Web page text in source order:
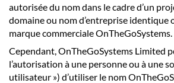
autorisée du nom dans le cadre d’un
domaine ou nom d’entreprise identique
marque commerciale OnTheGoSystems.
Cependant, OnTheGoSystems Limited
l’autorisation à une personne ou à une
utilisateur ») d’utiliser le nom